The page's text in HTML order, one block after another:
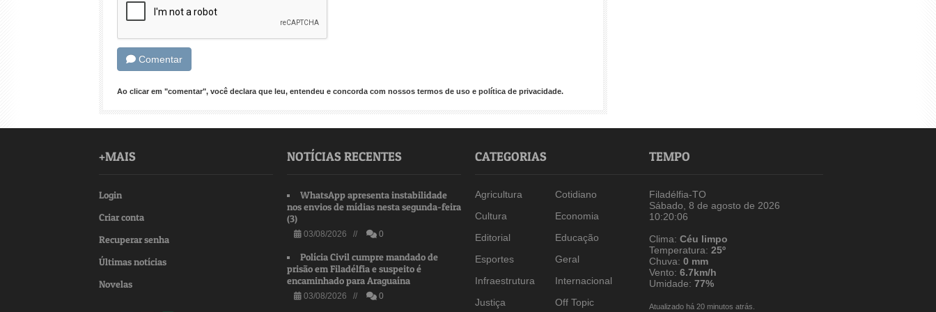
Comentar
Ao clicar em "comentar", você declara que leu, entendeu e concorda com nossos termos de uso e política de privacidade.
+MAIS
Login
Criar conta
Recuperar senha
Últimas notícias
Novelas
NOTÍCIAS RECENTES
WhatsApp apresenta instabilidade
nos envios de mídias nesta segunda-feira
(3)
03/08/2026 // 0
Polícia Civil cumpre mandado de
prisão em Filadélfia e suspeito é
encaminhado para Araguaína
03/08/2026 // 0
CATEGORIAS
Agricultura
Cotidiano
Cultura
Economia
Editorial
Educação
Esportes
Geral
Infraestrutura
Internacional
Justiça
Off Topic
TEMPO
Filadélfia-TO
Sábado, 8 de agosto de 2026
10:20:06
Clima: Céu limpo
Temperatura: 25º
Chuva: 0 mm
Vento: 6.7km/h
Umidade: 77%
Atualizado há 20 minutos atrás.